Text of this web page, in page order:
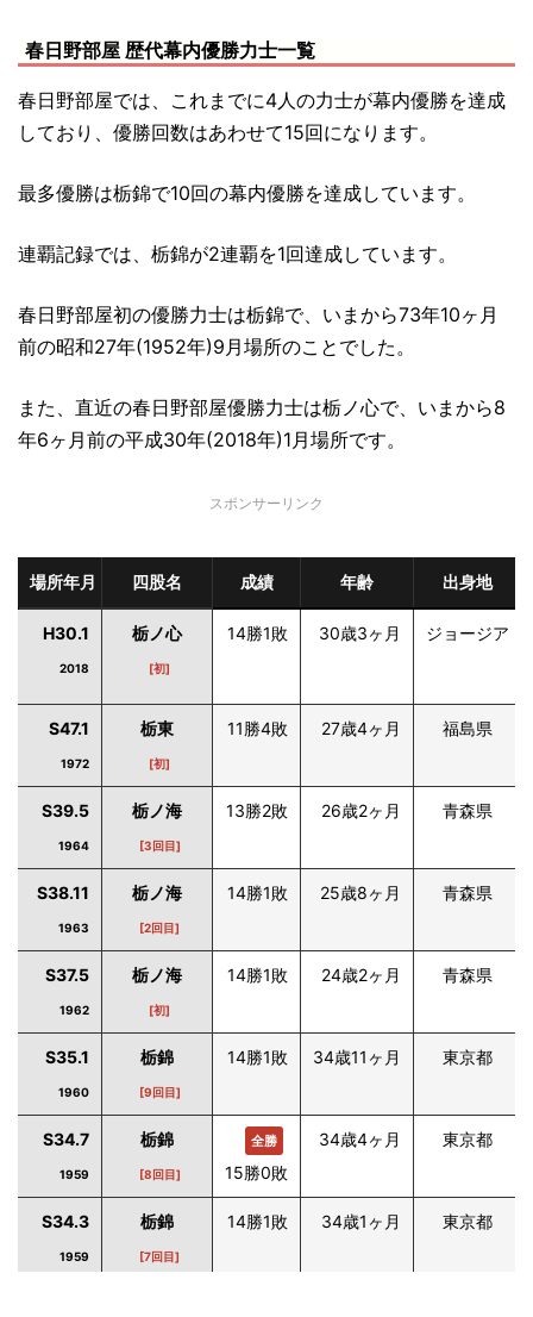
春日野部屋 歴代幕内優勝力士一覧
春日野部屋では、これまでに4人の力士が幕内優勝を達成
しており、優勝回数はあわせて15回になります。
最多優勝は栃錦で10回の幕内優勝を達成しています。
連覇記録では、栃錦が2連覇を1回達成しています。
春日野部屋初の優勝力士は栃錦で、いまから73年10ヶ月
前の昭和27年(1952年)9月場所のことでした。
また、直近の春日野部屋優勝力士は栃ノ心で、いまから8
年6ヶ月前の平成30年(2018年)1月場所です。
スポンサーリンク
場所年月 四股名 成績 年齢 出身地
H30.1
2018
栃ノ心
[初]
14勝1敗 30歳3ヶ月 ジョージア
S47.1
1972
栃東
[初]
11勝4敗 27歳4ヶ月 福島県
S39.5
1964
栃ノ海
[3回目]
13勝2敗 26歳2ヶ月 青森県
S38.11
1963
栃ノ海
[2回目]
14勝1敗 25歳8ヶ月 青森県
S37.5
1962
栃ノ海
[初]
14勝1敗 24歳2ヶ月 青森県
S35.1
1960
栃錦
[9回目]
14勝1敗 34歳11ヶ月 東京都
S34.7
1959
栃錦
[8回目]
全勝
15勝0敗
34歳4ヶ月 東京都
S34.3
1959
栃錦
[7回目]
14勝1敗 34歳1ヶ月 東京都